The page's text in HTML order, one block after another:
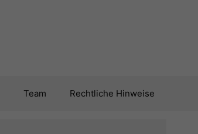
Team Rechtliche Hinweise